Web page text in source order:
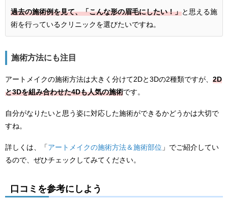
過去の施術例を見て、「こんな形の眉毛にしたい！」と思える施
術を行っているクリニックを選びたいですね。
施術方法にも注目
アートメイクの施術方法は大きく分けて2Dと3Dの2種類ですが、 2D
と3Dを組み合わせた4Dも人気の施術です。
自分がなりたいと思う姿に対応した施術ができるかどうかは大切で
すね。
詳しくは、「アートメイクの施術方法＆施術部位 」でご紹介してい
るので、ぜひチェックしてみてください。
口コミを参考にしよう